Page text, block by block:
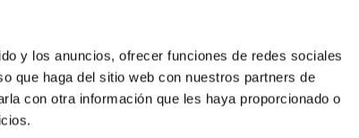
y los anuncios, ofrecer funciones de redes sociales
que haga del sitio web con nuestros partners de
con otra información que les haya proporcionado o